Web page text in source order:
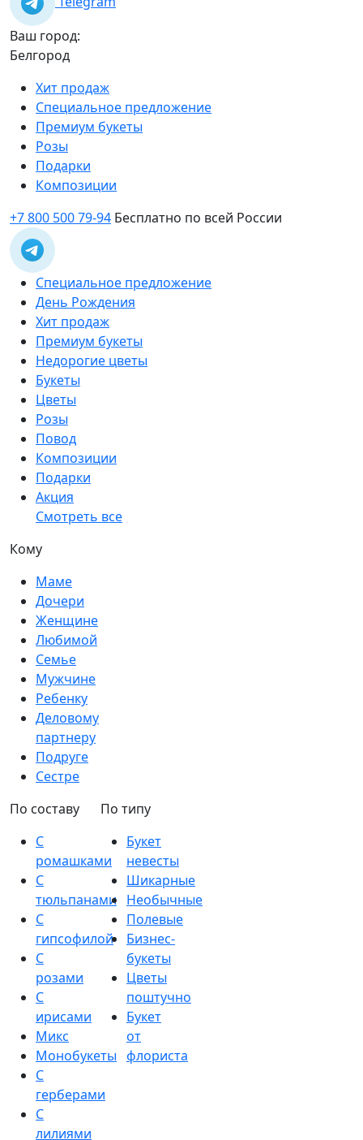
Ваш город:
Белгород
Хит продаж
Специальное предложение
Премиум букеты
Розы
Подарки
Композиции
+7 800 500 79-94 Бесплатно по всей России
Специальное предложение
День Рождения
Хит продаж
Премиум букеты
Недорогие цветы
Букеты
Цветы
Розы
Повод
Композиции
Подарки
Акция
Смотреть все
Кому
Маме
Дочери
Женщине
Любимой
Семье
Мужчине
Ребенку
Деловому
партнеру
Подруге
Сестре
По составу
С
ромашками
С
тюльпанами
С
гипсофилой
С
розами
С
ирисами
Микс
Монобукеты
С
герберами
С
лилиями
По типу
Букет
невесты
Шикарные
Необычные
Полевые
Бизнес-
букеты
Цветы
поштучно
Букет
от
флориста